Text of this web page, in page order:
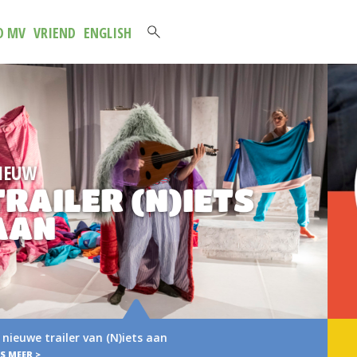
MV VRIEND ENGLISH
NIEUWE
BROCHURE
2027
Verse muziek voor het jongste publiek